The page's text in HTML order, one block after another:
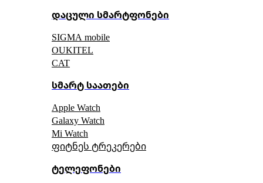
დაცული სმარტფონები
SIGMA mobile
OUKITEL
CAT
სმარტ საათები
Apple Watch
Galaxy Watch
Mi Watch
ფიტნეს ტრეკერები
ტელეფონები